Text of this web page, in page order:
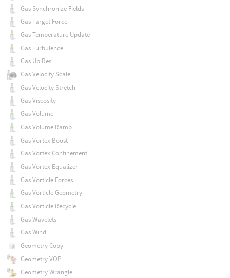
Gas Synchronize Fields
Gas Target Force
Gas Temperature Update
Gas Turbulence
Gas Up Res
Gas Velocity Scale
Gas Velocity Stretch
Gas Viscosity
Gas Volume
Gas Volume Ramp
Gas Vortex Boost
Gas Vortex Confinement
Gas Vortex Equalizer
Gas Vorticle Forces
Gas Vorticle Geometry
Gas Vorticle Recycle
Gas Wavelets
Gas Wind
Geometry Copy
Geometry VOP
Geometry Wrangle